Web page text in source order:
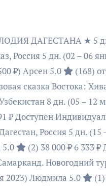
ДАГЕСТАНА ★ 5
Россия 5 дн. (02 – 06
₽) Арсен 5.0 (168)
сказка Востока:
8 дн. (05 – 12
₽Доступен
Россия 5 дн. (15
(2) 38 000 ₽6 333 ₽
Новогодний
2023) Людмила 5.0 (1)